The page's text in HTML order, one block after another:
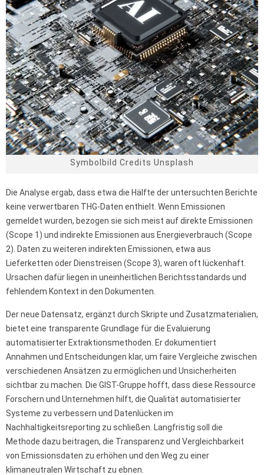
Symbolbild Credits Unsplash
Die Analyse ergab, dass etwa die Hälfte der untersuchten Berichte
keine verwertbaren THG-Daten enthielt. Wenn Emissionen
gemeldet wurden, bezogen sie sich meist auf direkte Emissionen
(Scope 1) und indirekte Emissionen aus Energieverbrauch (Scope
2). Daten zu weiteren indirekten Emissionen, etwa aus
Lieferketten oder Dienstreisen (Scope 3), waren oft lückenhaft.
Ursachen dafür liegen in uneinheitlichen Berichtsstandards und
fehlendem Kontext in den Dokumenten.
Der neue Datensatz, ergänzt durch Skripte und Zusatzmaterialien,
bietet eine transparente Grundlage für die Evaluierung
automatisierter Extraktionsmethoden. Er dokumentiert
Annahmen und Entscheidungen klar, um faire Vergleiche zwischen
verschiedenen Ansätzen zu ermöglichen und Unsicherheiten
sichtbar zu machen. Die GIST-Gruppe hofft, dass diese Ressource
Forschern und Unternehmen hilft, die Qualität automatisierter
Systeme zu verbessern und Datenlücken im
Nachhaltigkeitsreporting zu schließen. Langfristig soll die
Methode dazu beitragen, die Transparenz und Vergleichbarkeit
von Emissionsdaten zu erhöhen und den Weg zu einer
klimaneutralen Wirtschaft zu ebnen.